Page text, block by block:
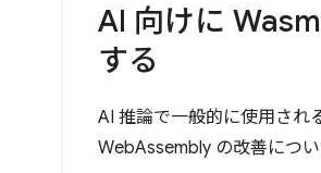
AI 向けに
する
AI 推論で一般的に使用され
WebAssembly の改善につい